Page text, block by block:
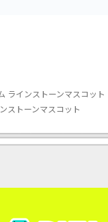
ラインストーンマスコット
ストーンマスコット